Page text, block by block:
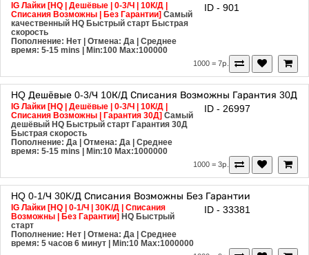
IG Лайки [HQ | Дешёвые | 0-3/Ч | 10К/Д |
Списания Возможны | Без Гарантии] Самый
качественный HQ Быстрый старт Быстрая
скорость
Пополнение: Нет | Отмена: Да | Среднее
время: 5-15 mins
| Min:100 Max:100000
ID - 901
1000 = 7р.
HQ Дешёвые 0-3/Ч 10К/Д Списания Возможны Гарантия 30Д
IG Лайки [HQ | Дешёвые | 0-3/Ч | 10К/Д |
Списания Возможны | Гарантия 30Д] Самый
дешёвый HQ Быстрый старт Гарантия 30Д
Быстрая скорость
Пополнение: Да | Отмена: Да | Среднее
время: 5-15 mins
| Min:10 Max:1000000
ID - 26997
1000 = 3р.
HQ 0-1/Ч 30K/Д Списания Возможны Без Гарантии
IG Лайки [HQ | 0-1/Ч | 30K/Д | Списания
Возможны | Без Гарантии] HQ Быстрый
старт
Пополнение: Нет | Отмена: Да | Среднее
время: 5 часов 6 минут
| Min:10 Max:1000000
ID - 33381